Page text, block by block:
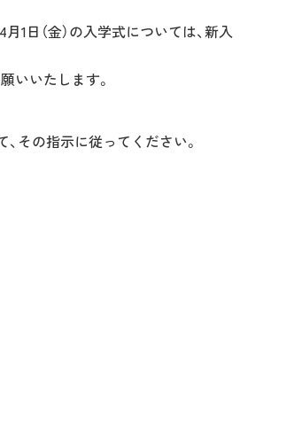
日（金）の入学式については、新入
いいたします。
その指示に従ってください。